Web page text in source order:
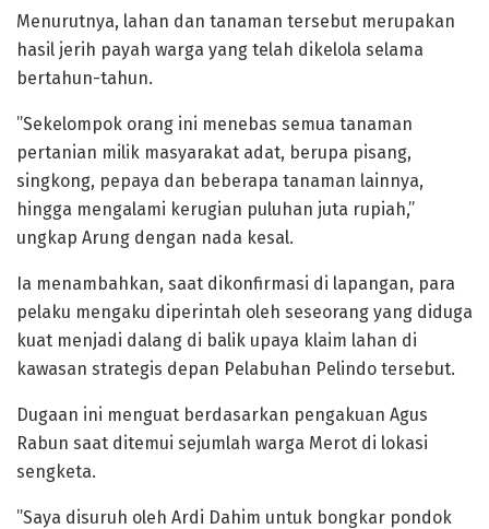
Menurutnya, lahan dan tanaman tersebut merupakan
hasil jerih payah warga yang telah dikelola selama
bertahun-tahun.
​”Sekelompok orang ini menebas semua tanaman
pertanian milik masyarakat adat, berupa pisang,
singkong, pepaya dan beberapa tanaman lainnya,
hingga mengalami kerugian puluhan juta rupiah,”
ungkap Arung dengan nada kesal.
​Ia menambahkan, saat dikonfirmasi di lapangan, para
pelaku mengaku diperintah oleh seseorang yang diduga
kuat menjadi dalang di balik upaya klaim lahan di
kawasan strategis depan Pelabuhan Pelindo tersebut.
Dugaan ini menguat berdasarkan pengakuan Agus
Rabun saat ditemui sejumlah warga Merot di lokasi
sengketa.
​”Saya disuruh oleh Ardi Dahim untuk bongkar pondok